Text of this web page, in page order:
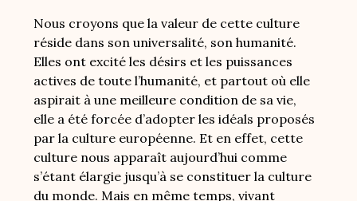
Nous croyons que la valeur de cette culture
réside dans son universalité, son humanité.
Elles ont excité les désirs et les puissances
actives de toute l’humanité, et partout où elle
aspirait à une meilleure condition de sa vie,
elle a été forcée d’adopter les idéals proposés
par la culture européenne. Et en effet, cette
culture nous apparaît aujourd’hui comme
s’étant élargie jusqu’à se constituer la culture
du monde. Mais en même temps, vivant